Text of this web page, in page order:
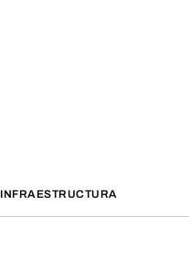
INFRAESTRUCTURA